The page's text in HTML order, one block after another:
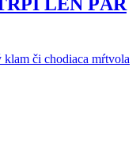
či chodiaca mŕtvola